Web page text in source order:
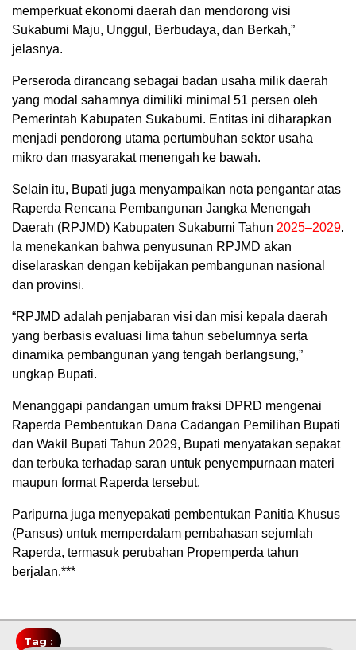
memperkuat ekonomi daerah dan mendorong visi
Sukabumi Maju, Unggul, Berbudaya, dan Berkah,”
jelasnya.
Perseroda dirancang sebagai badan usaha milik daerah
yang modal sahamnya dimiliki minimal 51 persen oleh
Pemerintah Kabupaten Sukabumi. Entitas ini diharapkan
menjadi pendorong utama pertumbuhan sektor usaha
mikro dan masyarakat menengah ke bawah.
Selain itu, Bupati juga menyampaikan nota pengantar atas
Raperda Rencana Pembangunan Jangka Menengah
Daerah (RPJMD) Kabupaten Sukabumi Tahun 2025–2029.
Ia menekankan bahwa penyusunan RPJMD akan
diselaraskan dengan kebijakan pembangunan nasional
dan provinsi.
“RPJMD adalah penjabaran visi dan misi kepala daerah
yang berbasis evaluasi lima tahun sebelumnya serta
dinamika pembangunan yang tengah berlangsung,”
ungkap Bupati.
Menanggapi pandangan umum fraksi DPRD mengenai
Raperda Pembentukan Dana Cadangan Pemilihan Bupati
dan Wakil Bupati Tahun 2029, Bupati menyatakan sepakat
dan terbuka terhadap saran untuk penyempurnaan materi
maupun format Raperda tersebut.
Paripurna juga menyepakati pembentukan Panitia Khusus
(Pansus) untuk memperdalam pembahasan sejumlah
Raperda, termasuk perubahan Propemperda tahun
berjalan.***
Tag :